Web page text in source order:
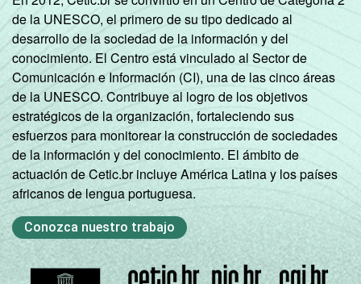
de la UNESCO, el primero de su tipo dedicado al
desarrollo de la sociedad de la información y del
conocimiento. El Centro está vinculado al Sector de
Comunicación e Información (CI), una de las cinco áreas
de la UNESCO. Contribuye al logro de los objetivos
estratégicos de la organización, fortaleciendo sus
esfuerzos para monitorear la construcción de sociedades
de la información y del conocimiento. El ámbito de
actuación de Cetic.br incluye América Latina y los países
africanos de lengua portuguesa.
Conozca nuestro trabajo